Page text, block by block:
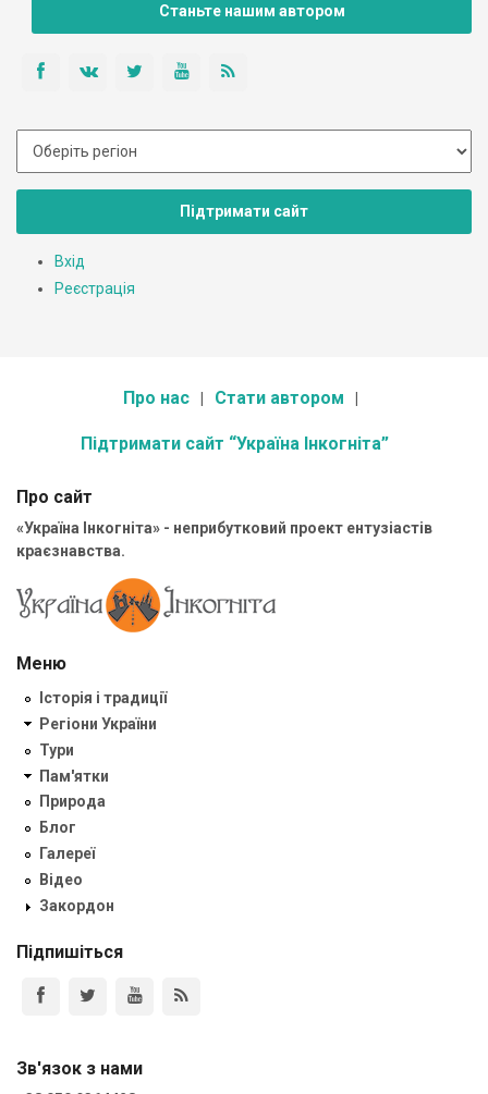
Станьте нашим автором
Підтримати сайт
Вхід
Реєстрація
Про нас Стати автором
Підтримати сайт “Україна Інкогніта”
Про сайт
«Україна Інкогніта» - неприбутковий проект ентузіастів
краєзнавства.
Меню
Історія і традиції
Регіони України
Тури
Пам'ятки
Природа
Блог
Галереї
Відео
Закордон
Підпишіться
Зв'язок з нами